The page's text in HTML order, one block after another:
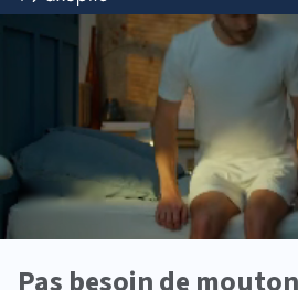
Bultex est la marque de literie la
les Français*. Son savoir‑faire
technologies de mousse haute
des matelas fiables,
La gamme propose plusieurs
pour s’adapter à vos
un sommier compatible, elle
soutien homogène et un bon
colonne.
Vous équipez un studio, une
chambre des enfants ? Les
couvrent toutes les tailles et
*Marque la plus détenue : 18